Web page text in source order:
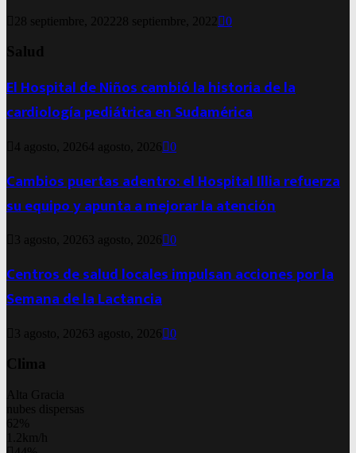
28 septiembre, 2022 28 septiembre, 2022 0
Salud
El Hospital de Niños cambió la historia de la
cardiología pediátrica en Sudamérica
4 agosto, 20264 agosto, 2026 0
Cambios puertas adentro: el Hospital Illia refuerza
su equipo y apunta a mejorar la atención
3 agosto, 2026 3 agosto, 2026 0
Centros de salud locales impulsan acciones por la
Semana de la Lactancia
3 agosto, 2026 3 agosto, 2026 0
Clima
Alta Gracia
nubes dispersas
62%
1.2km/h